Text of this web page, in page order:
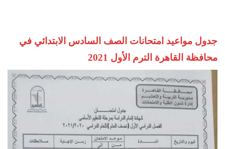
جدول مواعيد امتحانات الصف السادس الابتدائي في
محافظة القاهرة الترم الأول 2021